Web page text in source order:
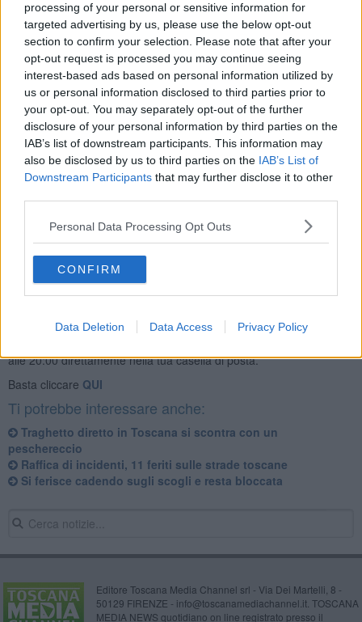
processing of your personal or sensitive information for
targeted advertising by us, please use the below opt-out
section to confirm your selection. Please note that after your
opt-out request is processed you may continue seeing
interest-based ads based on personal information utilized by
us or personal information disclosed to third parties prior to
your opt-out. You may separately opt-out of the further
disclosure of your personal information by third parties on the
IAB’s list of downstream participants. This information may
also be disclosed by us to third parties on the IAB’s List of
Downstream Participants that may further disclose it to other
Personal Data Processing Opt Outs
CONFIRM
Data Deletion Data Access Privacy Policy
FIRENZE —Un motociclista di 29 anni èmortooggi in un incidente
avvenuto a Firenze in via Simone Martini.
Sul posto sono intervenuti i sanitari del118ma per il giovane
centauro non c'è stato nulla da fare.
Al lavoro per ricostruire l'esatta dinamica lapolizia municipale. Un
tratto di strada è stato chiuso per consentire i
Se vuoi leggere le notizie principali della Toscana iscriviti alla
alle 20:00 direttamente nella tua casella di posta.
Basta cliccare QUI
Ti potrebbe interessare anche:
Traghetto diretto in Toscana si scontra con un
peschereccio
Raffica di incidenti, 11 feriti sulle strade toscane
Si ferisce cadendo sugli scogli e resta bloccata
Editore Toscana Media Channel srl - Via Dei Martelli, 8 -
50129 FIRENZE - info@toscanamediachannel.it. TOSCANA
MEDIA NEWS quotidiano on line registrato presso il